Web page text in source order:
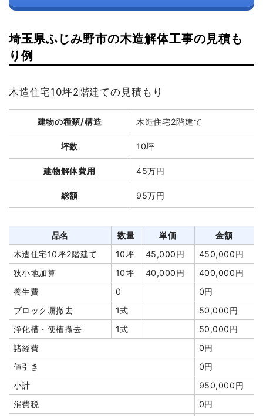
埼玉県ふじみ野市の木造解体工事の見積も
り例
木造住宅10坪2階建ての見積もり
建物の種類/構造 木造住宅2階建て
坪数 10坪
建物解体費用 45万円
総額 95万円
品名 数量 単価
金額
木造住宅10坪2階建て
10坪 45,000円
450,000円
狭小地加算
10坪 40,000円
400,000円
養生費
0
0円
ブロック塀撤去
1式
50,000円
浄化槽・便槽撤去
1式
50,000円
諸経費
0円
値引き
0円
小計
950,000円
消費税
0円